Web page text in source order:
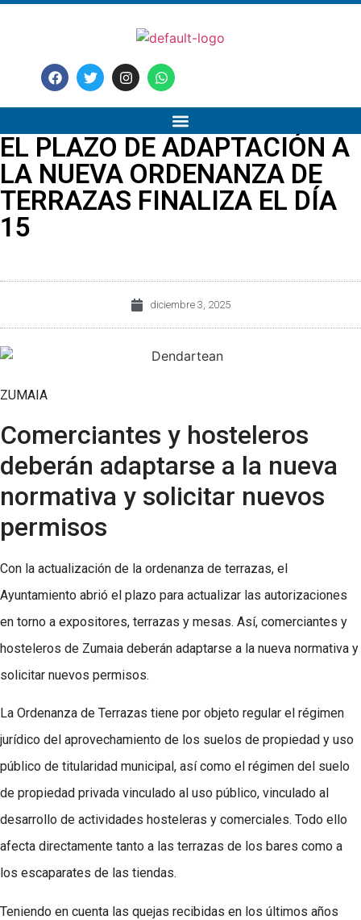
EL PLAZO DE ADAPTACIÓN A
LA NUEVA ORDENANZA DE
TERRAZAS FINALIZA EL DÍA
15
diciembre 3, 2025
ZUMAIA
Comerciantes y hosteleros
deberán adaptarse a la nueva
normativa y solicitar nuevos
permisos
Con la actualización de la ordenanza de terrazas, el
Ayuntamiento abrió el plazo para actualizar las autorizaciones
en torno a expositores, terrazas y mesas. Así, comerciantes y
hosteleros de Zumaia deberán adaptarse a la nueva normativa y
solicitar nuevos permisos.
La Ordenanza de Terrazas tiene por objeto regular el régimen
jurídico del aprovechamiento de los suelos de propiedad y uso
público de titularidad municipal, así como el régimen del suelo
de propiedad privada vinculado al uso público, vinculado al
desarrollo de actividades hosteleras y comerciales. Todo ello
afecta directamente tanto a las terrazas de los bares como a
los escaparates de las tiendas.
Teniendo en cuenta las quejas recibidas en los últimos años